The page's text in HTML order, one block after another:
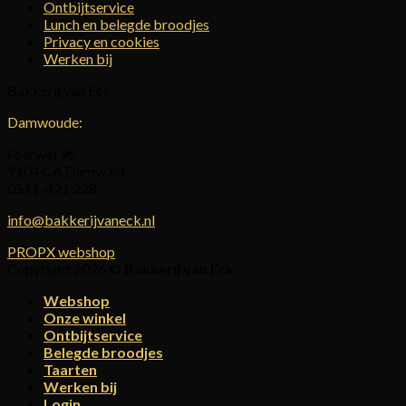
Ontbijtservice
Lunch en belegde broodjes
Privacy en cookies
Werken bij
Damwoude:
info@bakkerijvaneck.nl
PROPX webshop
Webshop
Onze winkel
Ontbijtservice
Belegde broodjes
Taarten
Werken bij